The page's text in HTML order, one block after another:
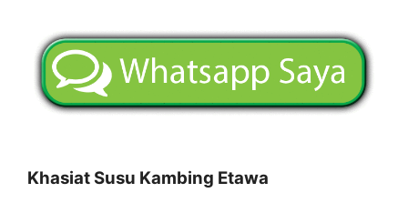
Khasiat Susu Kambing Etawa